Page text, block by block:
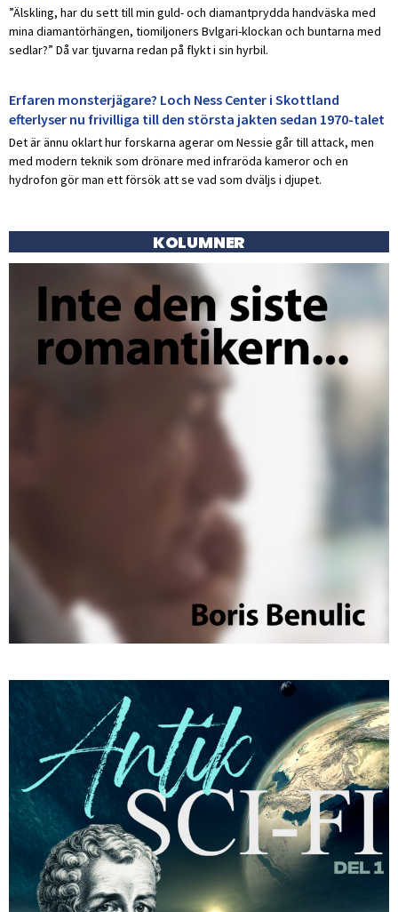
”Älskling, har du sett till min guld- och diamantprydda handväska med
mina diamantörhängen, tiomiljoners Bvlgari-klockan och buntarna med
sedlar?” Då var tjuvarna redan på flykt i sin hyrbil.
Erfaren monsterjägare? Loch Ness Center i Skottland
efterlyser nu frivilliga till den största jakten sedan 1970-talet
Det är ännu oklart hur forskarna agerar om Nessie går till attack, men
med modern teknik som drönare med infraröda kameror och en
hydrofon gör man ett försök att se vad som dväljs i djupet.
KOLUMNER